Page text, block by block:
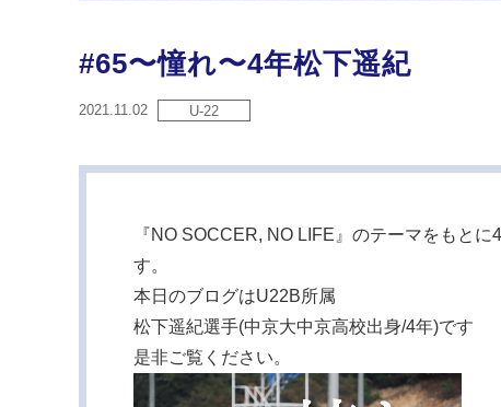
#65〜憧れ〜4年松下遥紀
2021.11.02 U-22
『NO SOCCER, NO LIFE』のテーマをもと
す。
本日のブログはU22B所属
松下遥紀選手(中京大中京高校出身/4年)です
是非ご覧ください。